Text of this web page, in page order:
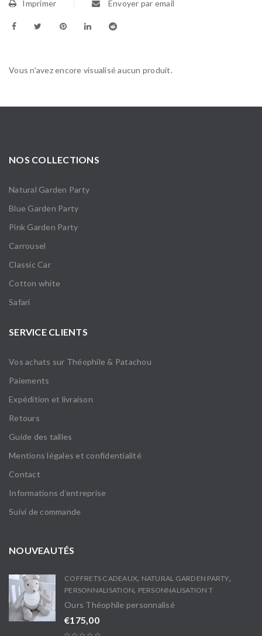
Imprimer Envoyer par email
Vous n'avez encore visualisé aucun produit.
NOS COLLECTIONS
Natural Garden Party
Blue Garden Party
Pink Garden Party
Carrousel
Classic Car
Cotton white
Safari
SERVICE CLIENTS
Vos achats sur Théophile & Patachou
Paiements
Expédition et livraison
Retours
Guide des tailles
Mentions légales et confidentialité
Contact
Informations d’entreprise
Suivi de commande
NOUVEAUTÉS
COFFRETS CADEAUX, NATURAL GARDEN PARTY,
PERSONNALISATION, PERSONNALISATION T
Ours Théophile personnalisé
€175,00